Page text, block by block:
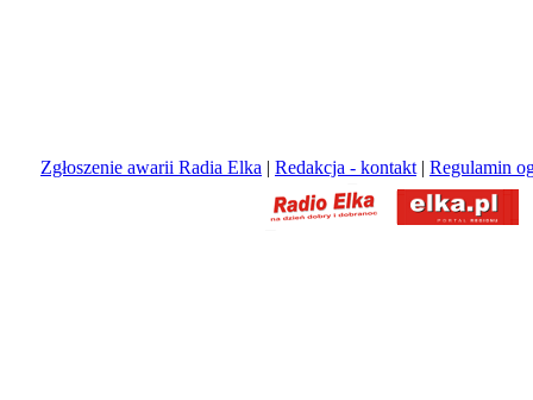
Zgłoszenie awarii Radia Elka | Redakcja - kontakt | Regulamin